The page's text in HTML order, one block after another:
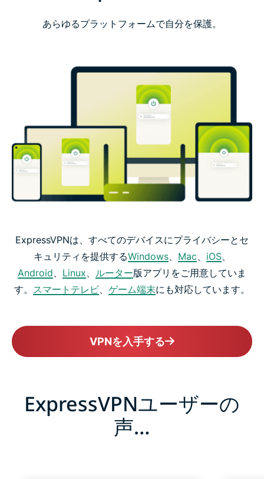
あらゆるプラットフォームで自分を保護。
ExpressVPNは、すべてのデバイスにプライバシーとセ
キュリティを提供するWindows、 Mac、 iOS、
Android、 Linux、 ルーター版アプリをご用意していま
す。 スマートテレビ、 ゲーム端末にも対応しています。
VPNを入手する
ExpressVPNユーザーの
声…